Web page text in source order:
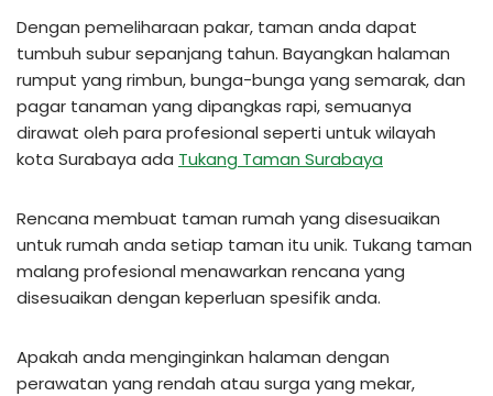
Dengan pemeliharaan pakar, taman anda dapat
tumbuh subur sepanjang tahun. Bayangkan halaman
rumput yang rimbun, bunga-bunga yang semarak, dan
pagar tanaman yang dipangkas rapi, semuanya
dirawat oleh para profesional seperti untuk wilayah
kota Surabaya ada Tukang Taman Surabaya
Rencana membuat taman rumah yang disesuaikan
untuk rumah anda setiap taman itu unik. Tukang taman
malang profesional menawarkan rencana yang
disesuaikan dengan keperluan spesifik anda.
Apakah anda menginginkan halaman dengan
perawatan yang rendah atau surga yang mekar,